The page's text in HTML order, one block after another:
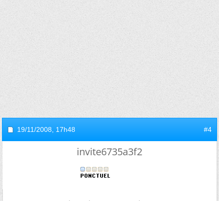
19/11/2008, 17h48 #4
invite6735a3f2